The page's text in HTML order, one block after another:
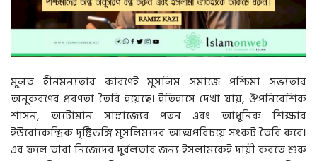
মুলত হীনমন্যতার কারণেই মুসলিম সমাজে পশ্চিমা সভ্যতার
অনুকরণের প্রবণতা তৈরি হয়েছে। ইতিহাসে দেখা যায়, ঔপনিবেশিক
শাসন, অটোমান সাম্রাজ্যের পতন এবং আধুনিক শিক্ষার
ইউরোকেন্দ্রিক দৃষ্টিভঙ্গি মুসলিমদের আত্মপরিচয়ে সংকট তৈরি করে।
এর ফলে তারা নিজেদের দুর্বলতার জন্য ইসলামকেই দায়ী করতে শুরু